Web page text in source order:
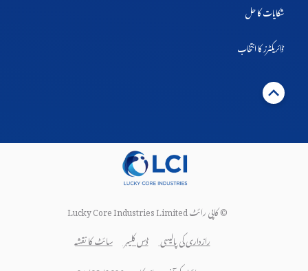
شکایات کا حل
ڈائریکٹرز کا انتخاب
© کاپی رائٹ Lucky Core Industries Limited
رازداری کی پالیسی ڈس کلیمر
سائٹ کا نقشہ